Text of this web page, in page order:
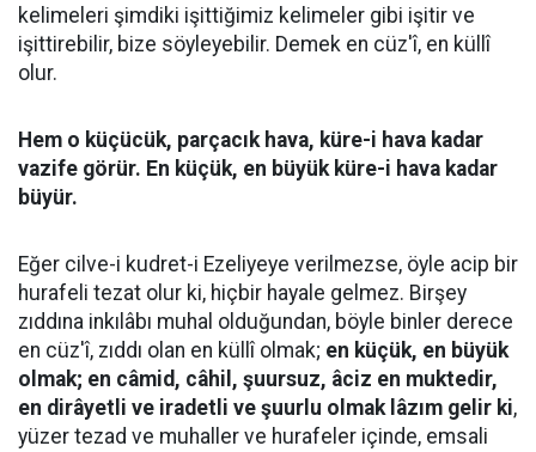
kelimeleri şimdiki işittiğimiz kelimeler gibi işitir ve
işittirebilir, bize söyleyebilir. Demek en cüz'î, en küllî
olur.
Hem o küçücük, parçacık hava, küre-i hava kadar
vazife görür. En küçük, en büyük küre-i hava kadar
büyür.
Eğer cilve-i kudret-i Ezeliyeye verilmezse, öyle acip bir
hurafeli tezat olur ki, hiçbir hayale gelmez. Birşey
zıddına inkılâbı muhal olduğundan, böyle binler derece
en cüz'î, zıddı olan en küllî olmak; en küçük, en büyük
olmak; en câmid, câhil, şuursuz, âciz en muktedir,
en dirâyetli ve iradetli ve şuurlu olmak lâzım gelir ki,
yüzer tezad ve muhaller ve hurafeler içinde, emsali